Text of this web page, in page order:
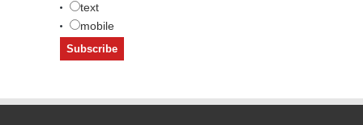
text
mobile